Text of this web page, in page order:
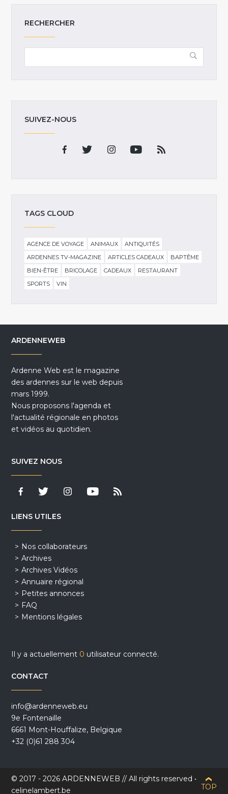
RECHERCHER
SUIVEZ-NOUS
TAGS CLOUD
AGENCE DE VOYAGE ANIMAUX
ANTIQUITÉS
ARDENNES TV-MAGAZINE
ARTICLES CADEAUX
BAPTÊME
BIEN-ÊTRE
BRICOLAGE CADEAUX
RESTAURANT
SPORTS
VIN
ARDENNEWEB
Ardenne Web est le magazine
des ardennes sur le web depuis
mars 1999.
Nous proposons l'agenda et
l'actualité régionale en photos
et vidéos au quotidien.
SUIVEZ NOUS
LIENS UTILES
Nos collaborateurs
Archives
Archives Vidéos
Annuaire régional
Petites annonces
FAQ
Mentions légales
Il y a actuellement 0 utilisateur connecté.
CONTACT
info@ardenneweb.eu
9e Fontenaille
6661 Mont-Houffalize, Belgique
+32 (0)61 288 304
© 2017 - 2026 ARDENNEWEB // All rights reserved •
celinelambert.be
TOP